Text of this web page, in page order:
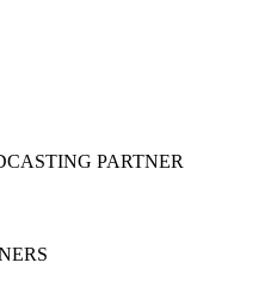
PARTNER